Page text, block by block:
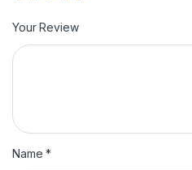
Your Review
Name*